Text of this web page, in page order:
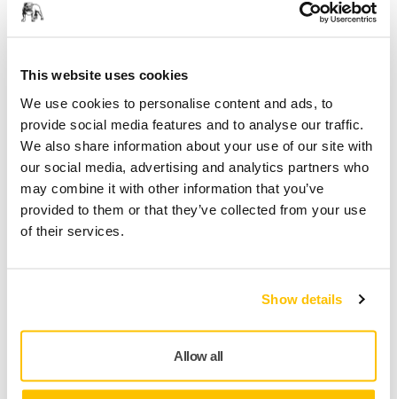
This website uses cookies
We use cookies to personalise content and ads, to
provide social media features and to analyse our traffic.
We also share information about your use of our site with
our social media, advertising and analytics partners who
may combine it with other information that you’ve
provided to them or that they’ve collected from your use
of their services.
Show details
Allow all
Finn en forhandler
Leveranse innen 5-7 arbeidsdager
Leveranse innen Norge
Fri frakt over kr.699.- inkl. moms
Sikker betaling med kort
Spore pakken
Utsugslange med tilhørende adapter, fleksibel slange som